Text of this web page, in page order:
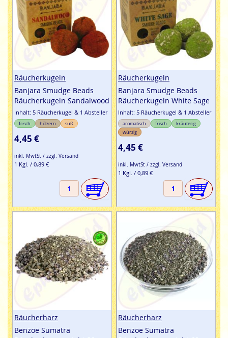
Räucherkugeln
Banjara Smudge Beads
Räucherkugeln Sandalwood
Inhalt: 5 Räucherkugel & 1 Absteller
frisch hölzern süß
4,45 €
inkl. MwtSt / zzgl. Versand
1 Kgl. / 0,89 €
Räucherkugeln
Banjara Smudge Beads
Räucherkugeln White Sage
Inhalt: 5 Räucherkugel & 1 Absteller
aromatisch frisch
kräuterig
würzig
4,45 €
inkl. MwtSt / zzgl. Versand
1 Kgl. / 0,89 €
Räucherharz
Benzoe Sumatra
Räucherharz
Benzoe Sumatra